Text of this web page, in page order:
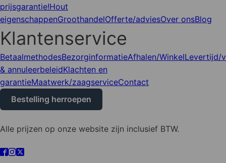
prijsgarantie!Hout
eigenschappenGroothandelOfferte/adviesOver onsBlog
Klantenservice
BetaalmethodesBezorginformatieAfhalen/WinkelLevertijd/
& annuleerbeleidKlachten en
garantieMaatwerk/zaagserviceContact
Bestelling herroepen